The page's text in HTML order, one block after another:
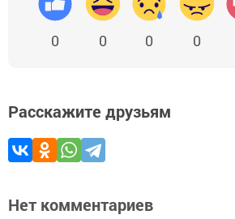
0 0 0 0
Расскажите друзьям
Нет комментариев